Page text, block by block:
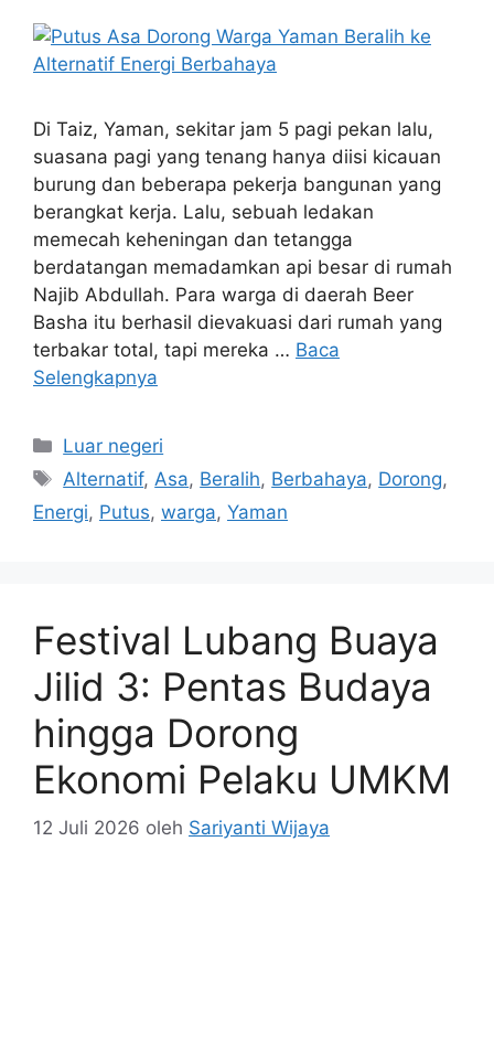
Di Taiz, Yaman, sekitar jam 5 pagi pekan lalu,
suasana pagi yang tenang hanya diisi kicauan
burung dan beberapa pekerja bangunan yang
berangkat kerja. Lalu, sebuah ledakan
memecah keheningan dan tetangga
berdatangan memadamkan api besar di rumah
Najib Abdullah. Para warga di daerah Beer
Basha itu berhasil dievakuasi dari rumah yang
terbakar total, tapi mereka … Baca
Selengkapnya
Kategori
Luar negeri
Tag
Alternatif, Asa, Beralih, Berbahaya, Dorong,
Energi, Putus, warga, Yaman
Festival Lubang Buaya
Jilid 3: Pentas Budaya
hingga Dorong
Ekonomi Pelaku UMKM
12 Juli 2026 oleh Sariyanti Wijaya